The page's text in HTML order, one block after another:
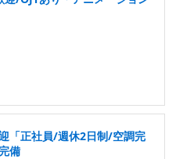
「正社員/週休2日制/空調完
備